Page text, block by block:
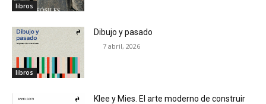
libros
libros
Dibujo y pasado
7 abril, 2026
Klee y Mies. El arte moderno de construir